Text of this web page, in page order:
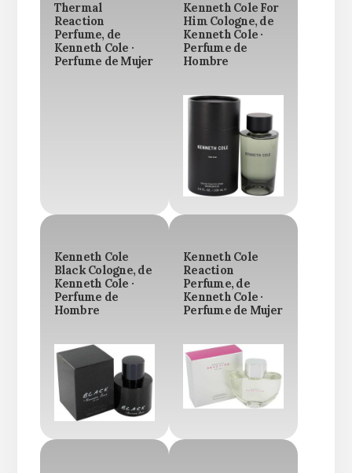
Thermal
Reaction
Perfume, de
Kenneth Cole ·
Perfume de Mujer
Kenneth Cole For
Him Cologne, de
Kenneth Cole ·
Perfume de
Hombre
Kenneth Cole
Black Cologne, de
Kenneth Cole ·
Perfume de
Hombre
Kenneth Cole
Reaction
Perfume, de
Kenneth Cole ·
Perfume de Mujer